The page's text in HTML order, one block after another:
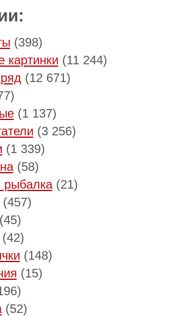
(398)
картинки (11 244)
(12 671)
(1 137)
(3 256)
(1 339)
(58)
рыбалка(21)
(457)
(45)
(148)
(15)
(52)